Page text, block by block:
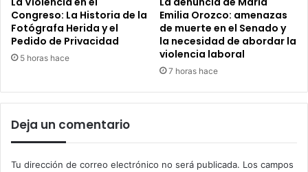
Congreso: La Historia de la
Fotógrafa Herida y el
Pedido de Privacidad
5 horas hace
Emilia Orozco: amenazas
de muerte en el Senado y
la necesidad de abordar la
violencia laboral
7 horas hace
Deja un comentario
Tu dirección de correo electrónico no será publicada. Los campos